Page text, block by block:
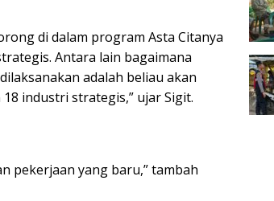
di dalam program Asta Citanya
Antara lain bagaimana
adalah beliau akan
industri strategis,” ujar Sigit.
pekerjaan yang baru,” tambah